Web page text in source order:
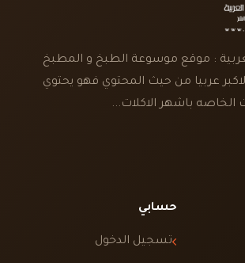
: موقع موسوعة الطبخ و المطبخ
عربيا من حيث المحتوي فهو يحتوي
الخاصه باشهر الاكلات...
حسابي
تسجيل الدخول